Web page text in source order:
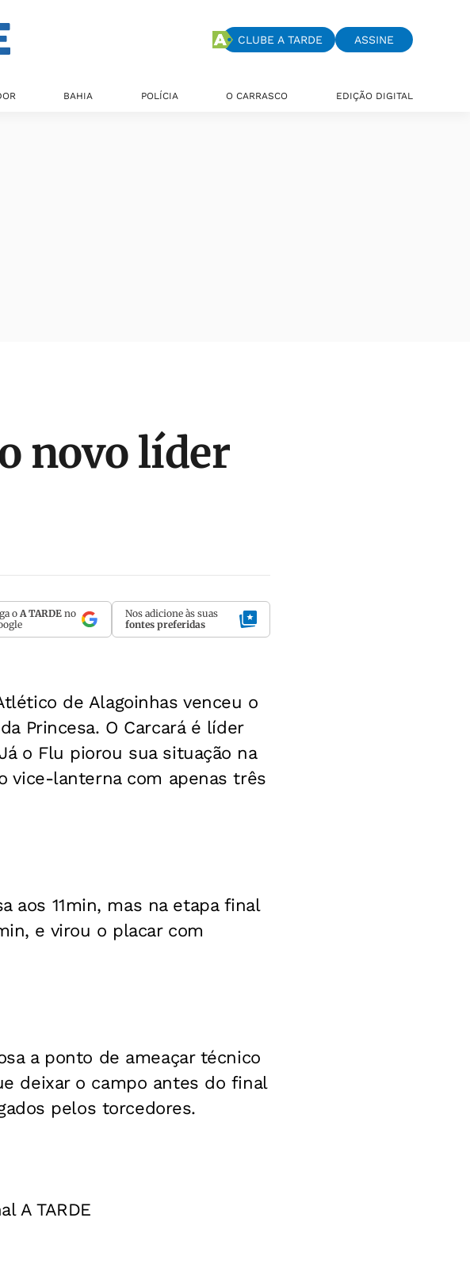
CLUBE A TARDE ASSINE
BAHIA POLÍCIA O CARRASCO EDIÇÃO DIGITAL
novo líder
oA TARDE no
Nos adicione às suas
fontes preferidas
de Alagoinhas venceu o
Princesa. O Carcará é líder
o Flu piorou sua situação na
vice-lanterna com apenas três
aos 11min, mas na etapa final
e virou o placar com
a ponto de ameaçar técnico
deixar o campo antes do final
pelos torcedores.
A TARDE